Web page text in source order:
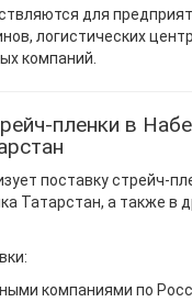
для
логистических
компаний.
пленки в
поставку стрейч-
Татарстан, а также в
компаниями по